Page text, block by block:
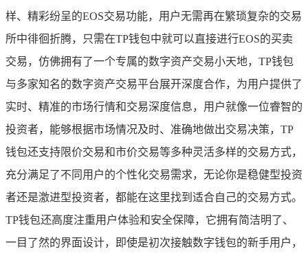
样、精彩纷呈的EOS交易功能，用户无需再在繁琐复杂的交易
所中徘徊折腾，只需在TP钱包中就可以直接进行EOS的买卖
交易，仿佛拥有了一个专属的数字资产交易小天地，TP钱包
与多家知名的数字资产交易平台展开深度合作，为用户提供了
实时、精准的市场行情和交易深度信息，用户就像一位睿智的
投资者，能够根据市场情况及时、准确地做出交易决策，TP
钱包还支持限价交易和市价交易等多种灵活多样的交易方式，
充分满足了不同用户的个性化交易需求，无论你是稳健型投资
者还是激进型投资者，都能在这里找到适合自己的交易方式。
TP钱包还高度注重用户体验和安全保障，它拥有简洁明了、
一目了然的界面设计，即使是初次接触数字钱包的新手用户，